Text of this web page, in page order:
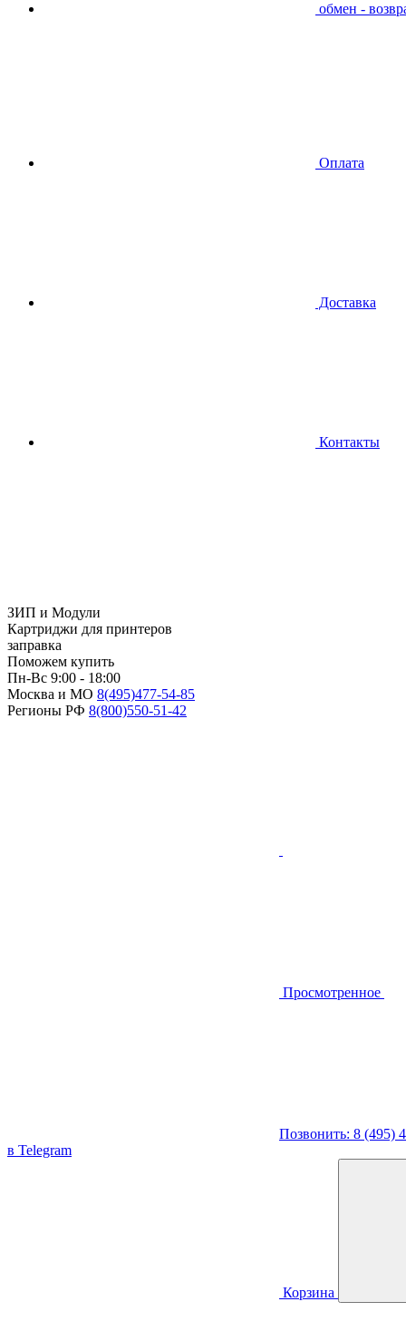
обмен -
Оплата
Доставка
Контакты
ЗИП и Модули
Картриджи для принтеров
заправка
Поможем купить
Пн-Вс 9:00 - 18:00
Москва и МО 8(495)477-54-85
Регионы РФ 8(800)550-51-42
Просмотренное
Позвонить: 8 (495)
в Telegram
Корзина